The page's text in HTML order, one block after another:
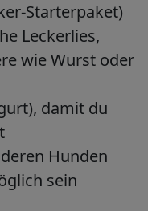
Starterpaket)
Leckerlies,
wie Wurst oder
damit du
Hunden
sein